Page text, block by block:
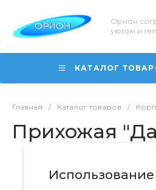
Орион
уютом и
КАТАЛОГ
Главная / Каталог товаров /
Прихожая